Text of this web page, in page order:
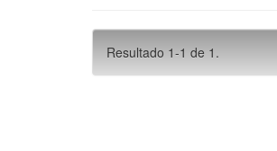
Resultado 1-1 de 1.